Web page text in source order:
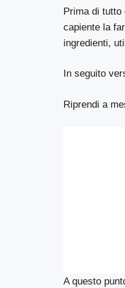
Prima di tutto
capiente la
ingredienti,
In seguito
Riprendi a
A questo